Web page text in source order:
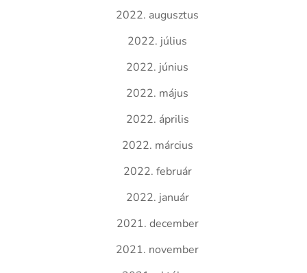
2022. augusztus
2022. július
2022. június
2022. május
2022. április
2022. március
2022. február
2022. január
2021. december
2021. november